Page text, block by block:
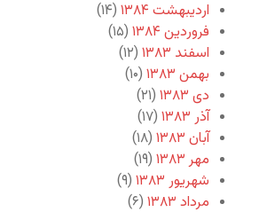
اردیبهشت ۱۳۸۴
(۱۴)
فروردین ۱۳۸۴
(۱۵)
اسفند ۱۳۸۳
(۱۲)
بهمن ۱۳۸۳
(۱۰)
دی ۱۳۸۳
(۲۱)
آذر ۱۳۸۳
(۱۷)
آبان ۱۳۸۳
(۱۸)
مهر ۱۳۸۳
(۱۹)
شهریور ۱۳۸۳
(۹)
مرداد ۱۳۸۳
(۶)